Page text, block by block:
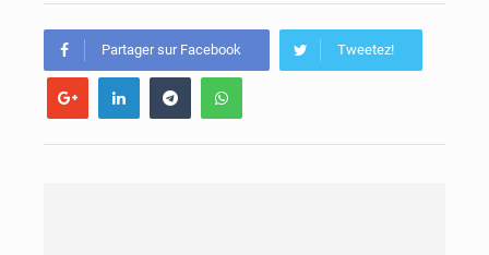
Partager sur Facebook Tweetez!